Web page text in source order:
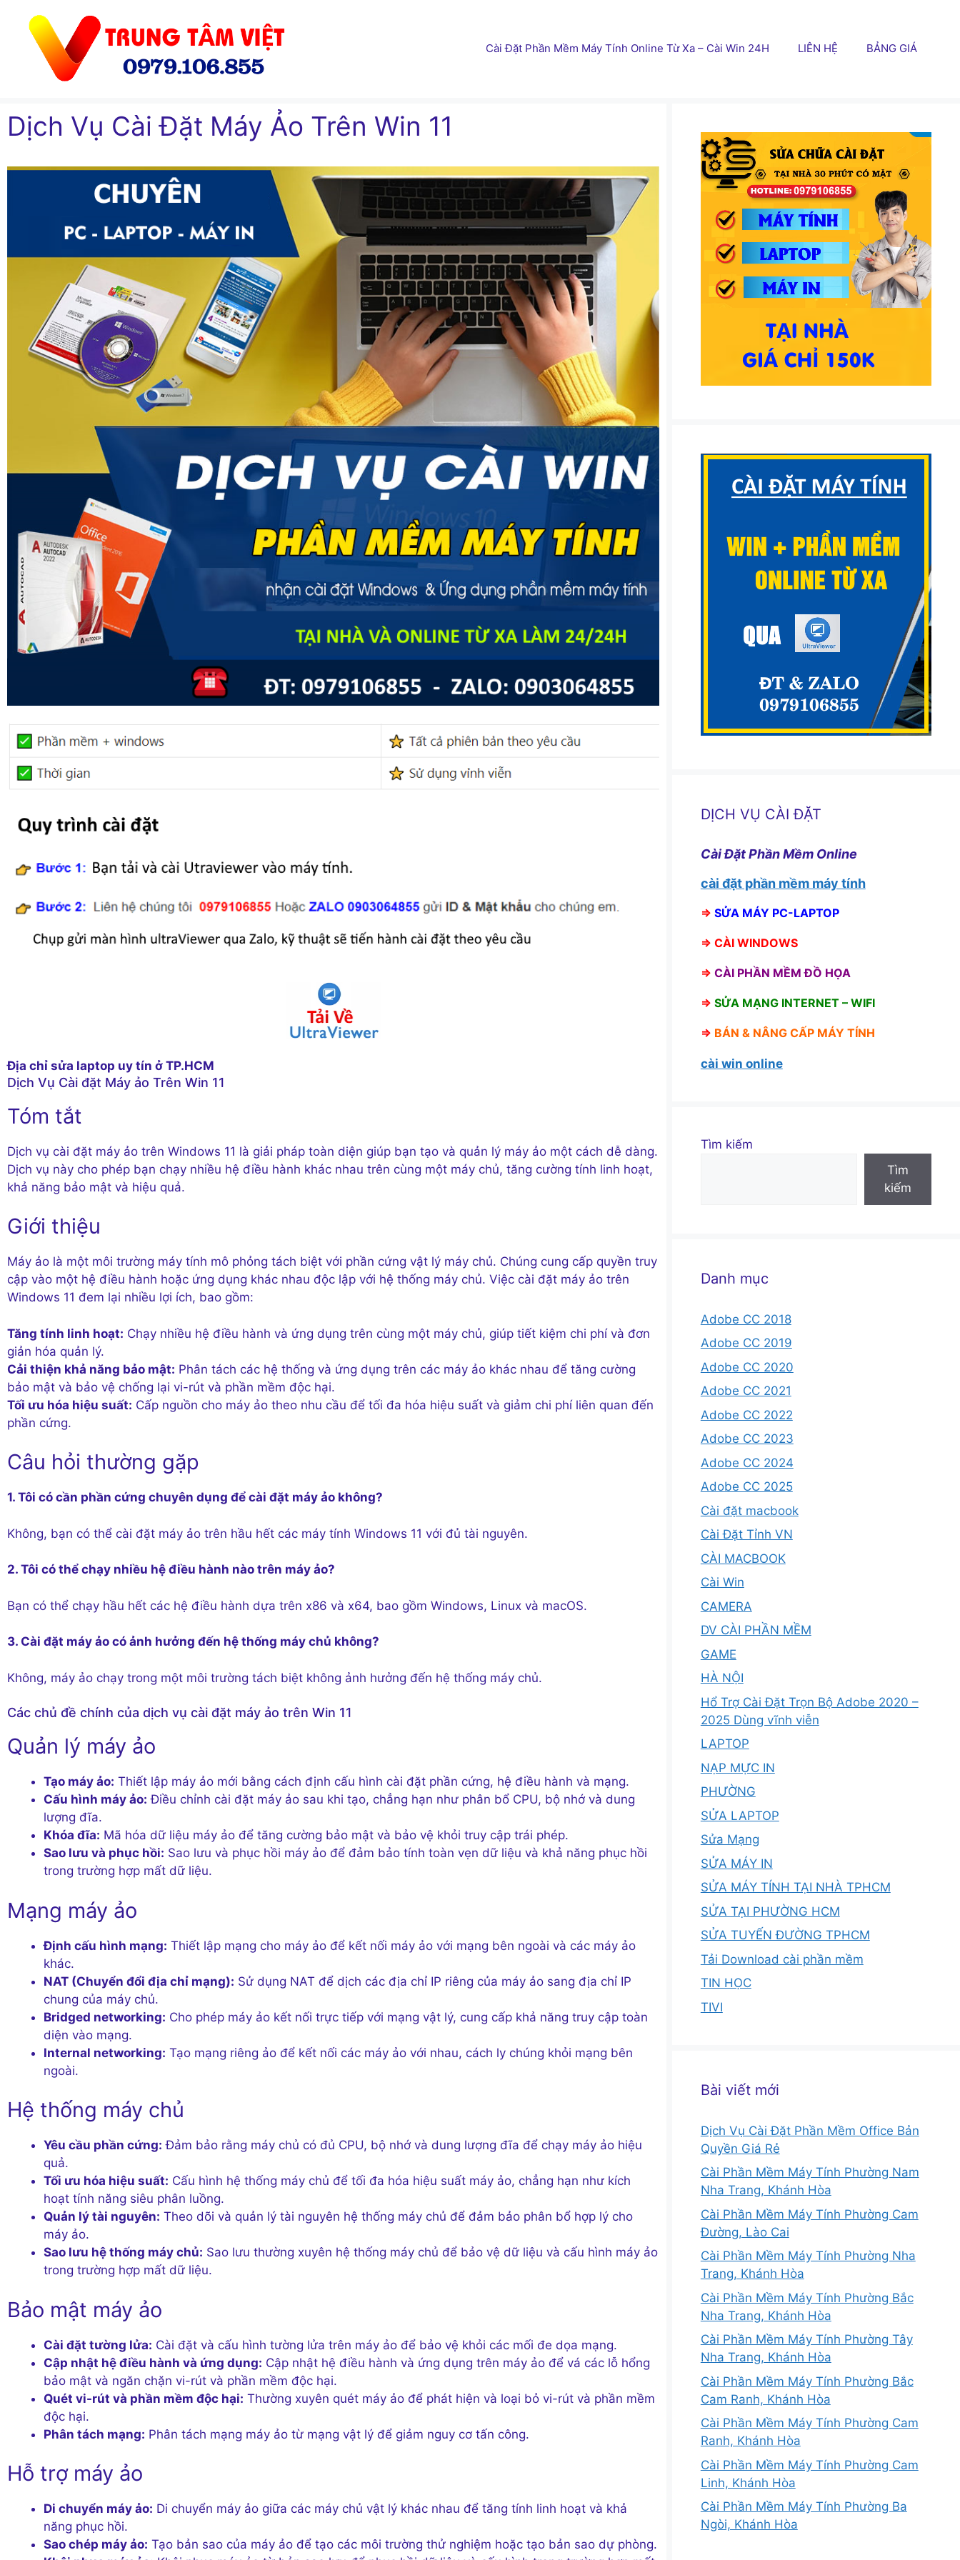
Cài Đặt Phần Mềm Máy Tính Online Từ Xa – Cài Win 24H LIÊN HỆ BẢNG GIÁ
Dịch Vụ Cài Đặt Máy Ảo Trên Win 11
Địa chỉ sửa laptop uy tín ở TP.HCM
Dịch Vụ Cài đặt Máy ảo Trên Win 11
Tóm tắt
Dịch vụ cài đặt máy ảo trên Windows 11 là giải pháp toàn diện giúp bạn tạo và quản lý máy ảo một cách dễ dàng.
Dịch vụ này cho phép bạn chạy nhiều hệ điều hành khác nhau trên cùng một máy chủ, tăng cường tính linh hoạt,
khả năng bảo mật và hiệu quả.
Giới thiệu
Máy ảo là một môi trường máy tính mô phỏng tách biệt với phần cứng vật lý máy chủ. Chúng cung cấp quyền truy
cập vào một hệ điều hành hoặc ứng dụng khác nhau độc lập với hệ thống máy chủ. Việc cài đặt máy ảo trên
Windows 11 đem lại nhiều lợi ích, bao gồm:
Tăng tính linh hoạt: Chạy nhiều hệ điều hành và ứng dụng trên cùng một máy chủ, giúp tiết kiệm chi phí và đơn
giản hóa quản lý.
Cải thiện khả năng bảo mật: Phân tách các hệ thống và ứng dụng trên các máy ảo khác nhau để tăng cường
bảo mật và bảo vệ chống lại vi-rút và phần mềm độc hại.
Tối ưu hóa hiệu suất: Cấp nguồn cho máy ảo theo nhu cầu để tối đa hóa hiệu suất và giảm chi phí liên quan đến
phần cứng.
Câu hỏi thường gặp
1. Tôi có cần phần cứng chuyên dụng để cài đặt máy ảo không?
Không, bạn có thể cài đặt máy ảo trên hầu hết các máy tính Windows 11 với đủ tài nguyên.
2. Tôi có thể chạy nhiều hệ điều hành nào trên máy ảo?
Bạn có thể chạy hầu hết các hệ điều hành dựa trên x86 và x64, bao gồm Windows, Linux và macOS.
3. Cài đặt máy ảo có ảnh hưởng đến hệ thống máy chủ không?
Không, máy ảo chạy trong một môi trường tách biệt không ảnh hưởng đến hệ thống máy chủ.
Các chủ đề chính của dịch vụ cài đặt máy ảo trên Win 11
Quản lý máy ảo
Tạo máy ảo: Thiết lập máy ảo mới bằng cách định cấu hình cài đặt phần cứng, hệ điều hành và mạng.
Cấu hình máy ảo: Điều chỉnh cài đặt máy ảo sau khi tạo, chẳng hạn như phân bổ CPU, bộ nhớ và dung
lượng đĩa.
Khóa đĩa: Mã hóa dữ liệu máy ảo để tăng cường bảo mật và bảo vệ khỏi truy cập trái phép.
Sao lưu và phục hồi: Sao lưu và phục hồi máy ảo để đảm bảo tính toàn vẹn dữ liệu và khả năng phục hồi
trong trường hợp mất dữ liệu.
Mạng máy ảo
Định cấu hình mạng: Thiết lập mạng cho máy ảo để kết nối máy ảo với mạng bên ngoài và các máy ảo
khác.
NAT (Chuyển đổi địa chỉ mạng): Sử dụng NAT để dịch các địa chỉ IP riêng của máy ảo sang địa chỉ IP
chung của máy chủ.
Bridged networking: Cho phép máy ảo kết nối trực tiếp với mạng vật lý, cung cấp khả năng truy cập toàn
diện vào mạng.
Internal networking: Tạo mạng riêng ảo để kết nối các máy ảo với nhau, cách ly chúng khỏi mạng bên
ngoài.
Hệ thống máy chủ
Yêu cầu phần cứng: Đảm bảo rằng máy chủ có đủ CPU, bộ nhớ và dung lượng đĩa để chạy máy ảo hiệu
quả.
Tối ưu hóa hiệu suất: Cấu hình hệ thống máy chủ để tối đa hóa hiệu suất máy ảo, chẳng hạn như kích
hoạt tính năng siêu phân luồng.
Quản lý tài nguyên: Theo dõi và quản lý tài nguyên hệ thống máy chủ để đảm bảo phân bổ hợp lý cho
máy ảo.
Sao lưu hệ thống máy chủ: Sao lưu thường xuyên hệ thống máy chủ để bảo vệ dữ liệu và cấu hình máy ảo
trong trường hợp mất dữ liệu.
Bảo mật máy ảo
Cài đặt tường lửa: Cài đặt và cấu hình tường lửa trên máy ảo để bảo vệ khỏi các mối đe dọa mạng.
Cập nhật hệ điều hành và ứng dụng: Cập nhật hệ điều hành và ứng dụng trên máy ảo để vá các lỗ hổng
bảo mật và ngăn chặn vi-rút và phần mềm độc hại.
Quét vi-rút và phần mềm độc hại: Thường xuyên quét máy ảo để phát hiện và loại bỏ vi-rút và phần mềm
độc hại.
Phân tách mạng: Phân tách mạng máy ảo từ mạng vật lý để giảm nguy cơ tấn công.
Hỗ trợ máy ảo
Di chuyển máy ảo: Di chuyển máy ảo giữa các máy chủ vật lý khác nhau để tăng tính linh hoạt và khả
năng phục hồi.
Sao chép máy ảo: Tạo bản sao của máy ảo để tạo các môi trường thử nghiệm hoặc tạo bản sao dự phòng.
DỊCH VỤ CÀI ĐẶT
Cài Đặt Phần Mềm Online
cài đặt phần mềm máy tính
⇒ SỬA MÁY PC-LAPTOP
⇒ CÀI WINDOWS
⇒ CÀI PHẦN MỀM ĐỒ HỌA
⇒ SỬA MẠNG INTERNET – WIFI
⇒ BÁN & NÂNG CẤP MÁY TÍNH
cài win online
Tìm kiếm
Tìm
kiếm
Danh mục
Adobe CC 2018
Adobe CC 2019
Adobe CC 2020
Adobe CC 2021
Adobe CC 2022
Adobe CC 2023
Adobe CC 2024
Adobe CC 2025
Cài đặt macbook
Cài Đặt Tỉnh VN
CÀI MACBOOK
Cài Win
CAMERA
DV CÀI PHẦN MỀM
GAME
HÀ NỘI
Hổ Trợ Cài Đặt Trọn Bộ Adobe 2020 –
2025 Dùng vĩnh viễn
LAPTOP
NẠP MỰC IN
PHƯỜNG
SỬA LAPTOP
Sửa Mạng
SỬA MÁY IN
SỬA MÁY TÍNH TẠI NHÀ TPHCM
SỬA TẠI PHƯỜNG HCM
SỬA TUYẾN ĐƯỜNG TPHCM
Tải Download cài phần mềm
TIN HỌC
TIVI
Bài viết mới
Dịch Vụ Cài Đặt Phần Mềm Office Bản
Quyền Giá Rẻ
Cài Phần Mềm Máy Tính Phường Nam
Nha Trang, Khánh Hòa
Cài Phần Mềm Máy Tính Phường Cam
Đường, Lào Cai
Cài Phần Mềm Máy Tính Phường Nha
Trang, Khánh Hòa
Cài Phần Mềm Máy Tính Phường Bắc
Nha Trang, Khánh Hòa
Cài Phần Mềm Máy Tính Phường Tây
Nha Trang, Khánh Hòa
Cài Phần Mềm Máy Tính Phường Bắc
Cam Ranh, Khánh Hòa
Cài Phần Mềm Máy Tính Phường Cam
Ranh, Khánh Hòa
Cài Phần Mềm Máy Tính Phường Cam
Linh, Khánh Hòa
Cài Phần Mềm Máy Tính Phường Ba
Ngòi, Khánh Hòa